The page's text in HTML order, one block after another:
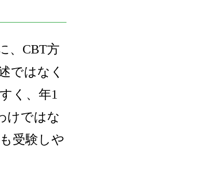
、CBT方
ではなく
く、年1
けではな
受験しや